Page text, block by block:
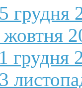
грудня
грудня